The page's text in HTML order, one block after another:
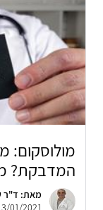
המדבקת?
מאת: ד"ר
01/2021